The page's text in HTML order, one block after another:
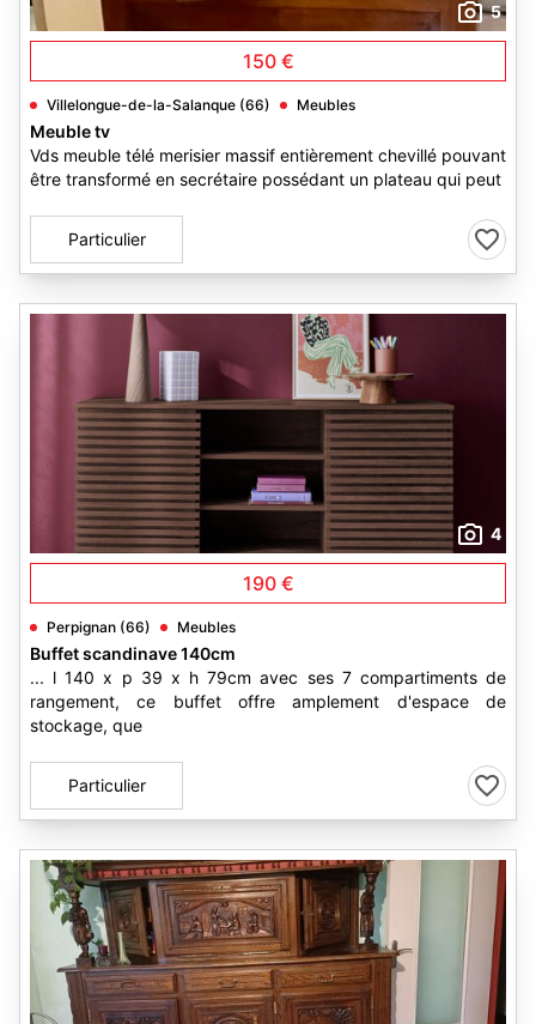
5
150 €
Villelongue-de-la-Salanque (66) Meubles
Meuble tv
Vds meuble télé merisier massif entièrement chevillé pouvant
être transformé en secrétaire possédant un plateau qui peut
Particulier
4
190 €
Perpignan (66) Meubles
Buffet scandinave 140cm
... l 140 x p 39 x h 79cm avec ses 7 compartiments de
rangement, ce buffet offre amplement d'espace de
stockage, que
Particulier